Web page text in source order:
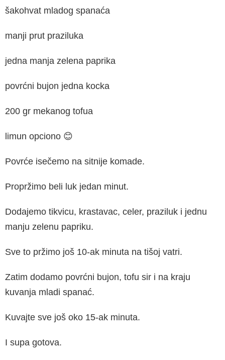
šakohvat mladog spanaća
manji prut praziluka
jedna manja zelena paprika
povrćni bujon jedna kocka
200 gr mekanog tofua
limun opciono 😊
Povrće isečemo na sitnije komade.
Propržimo beli luk jedan minut.
Dodajemo tikvicu, krastavac, celer, praziluk i jednu
manju zelenu papriku.
Sve to pržimo još 10-ak minuta na tišoj vatri.
Zatim dodamo povrćni bujon, tofu sir i na kraju
kuvanja mladi spanać.
Kuvajte sve još oko 15-ak minuta.
I supa gotova.